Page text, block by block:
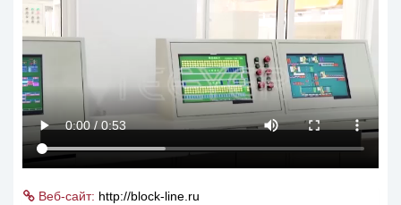
Веб-сайт: http://block-line.ru